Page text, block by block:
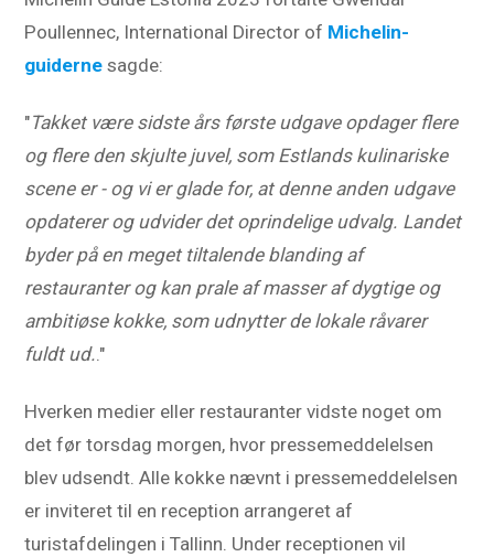
Poullennec, International Director of Michelin-
guidernesagde:
"Takket være sidste års første udgave opdager flere
og flere den skjulte juvel, som Estlands kulinariske
scene er - og vi er glade for, at denne anden udgave
opdaterer og udvider det oprindelige udvalg. Landet
byder på en meget tiltalende blanding af
restauranter og kan prale af masser af dygtige og
ambitiøse kokke, som udnytter de lokale råvarer
fuldt ud. ."
Hverken medier eller restauranter vidste noget om
det før torsdag morgen, hvor pressemeddelelsen
blev udsendt. Alle kokke nævnt i pressemeddelelsen
er inviteret til en reception arrangeret af
turistafdelingen i Tallinn. Under receptionen vil